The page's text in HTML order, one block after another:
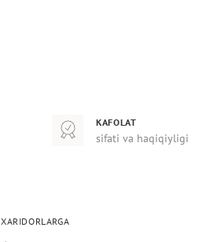
KAFOLAT
sifati va haqiqiyligi
XARIDORLARGA